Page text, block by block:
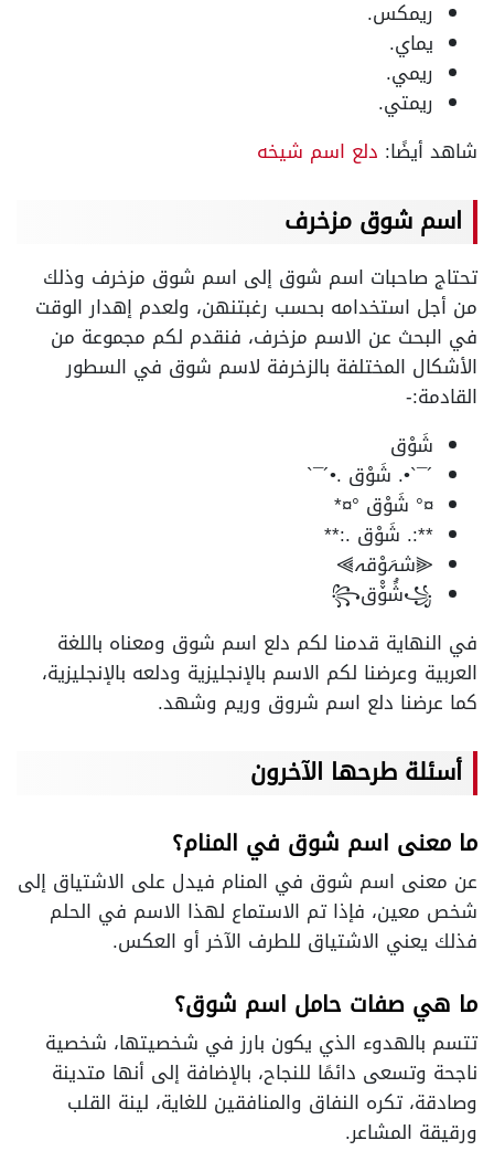
ريمكس.
يماي.
ريمي.
ريمتي.
شاهد أيضًا: دلع اسم شيخه
اسم شوق مزخرف
تحتاج صاحبات اسم شوق إلى اسم شوق مزخرف وذلك
من أجل استخدامه بحسب رغبتنهن، ولعدم إهدار الوقت
في البحث عن الاسم مزخرف، فنقدم لكم مجموعة من
الأشكال المختلفة بالزخرفة لاسم شوق في السطور
القادمة:-
شَوْق
´¯`•. شَوْق .•´¯`
¤° شَوْق °¤*
**:. شَوْق .:**
⫷شہَوْقہ⫸
꧁شَُۆْق꧂
في النهاية قدمنا لكم دلع اسم شوق ومعناه باللغة
العربية وعرضنا لكم الاسم بالإنجليزية ودلعه بالإنجليزية،
كما عرضنا دلع اسم شروق وريم وشهد.
أسئلة طرحها الآخرون
ما معنى اسم شوق في المنام؟
عن معنى اسم شوق في المنام فيدل على الاشتياق إلى
شخص معين، فإذا تم الاستماع لهذا الاسم في الحلم
فذلك يعني الاشتياق للطرف الآخر أو العكس.
ما هي صفات حامل اسم شوق؟
تتسم بالهدوء الذي يكون بارز في شخصيتها، شخصية
ناجحة وتسعى دائمًا للنجاح، بالإضافة إلى أنها متدينة
وصادقة، تكره النفاق والمنافقين للغاية، لينة القلب
ورقيقة المشاعر.